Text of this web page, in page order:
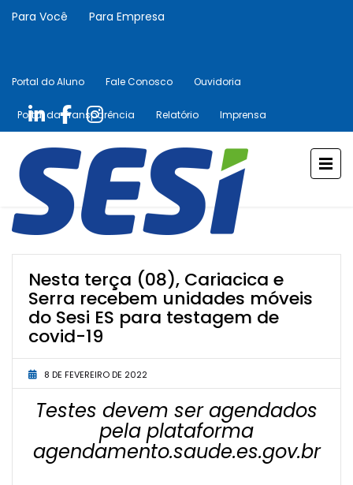
Para Você Para Empresa
Portal do Aluno Fale Conosco Ouvidoria
Portal da Transparência Relatório Imprensa
Nesta terça (08), Cariacica e
Serra recebem unidades móveis
do Sesi ES para testagem de
covid-19
8 DE FEVEREIRO DE 2022
Testes devem ser agendados
pela plataforma
agendamento.saude.es.gov.br